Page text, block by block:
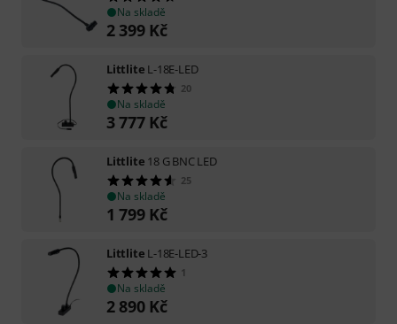
Na skladě
2 399 Kč
Littlite L-18E-LED
20
Na skladě
3 777 Kč
Littlite 18 G BNC LED
25
Na skladě
1 799 Kč
Littlite L-18E-LED-3
1
Na skladě
2 890 Kč